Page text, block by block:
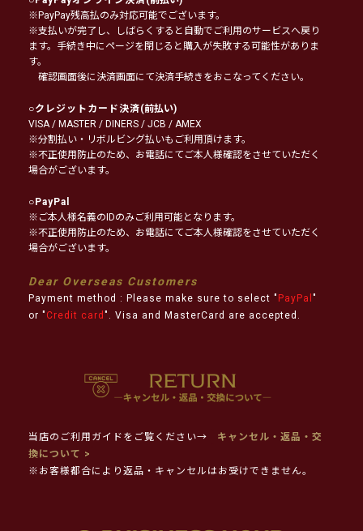
※PayPay残高払のみ対応可能でございます。
※支払いが完了し、しばらくすると自動でご利用のサービスへ戻り
ます。手続き中にページを閉じると購入が失敗する可能性がありま
す。
確認画面後に決済画面にて決済手続きをおこなってください。
○クレジットカード決済(前払い)
VISA / MASTER / DINERS / JCB / AMEX
※分割払い・リボルビング払いもご利用頂けます。
※不正使用防止のため、お電話にてご本人様確認をさせていただく
場合がございます。
○PayPal
※ご本人様名義のIDのみご利用可能となります。
※不正使用防止のため、お電話にてご本人様確認をさせていただく
場合がございます。
Dear Overseas Customers
Payment method : Please make sure to select " PayPal "
or " Credit card ". Visa and MasterCard are accepted.
当店のご利用ガイドをご覧ください→
キャンセル・返品・交
換について >
※お客様都合により返品・キャンセルはお受けできません。